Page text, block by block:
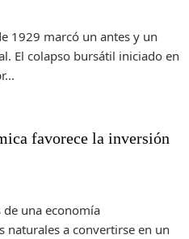
1929 marcó un antes y un
El colapso bursátil iniciado en
favorece la inversión
de una economía
naturales a convertirse en un